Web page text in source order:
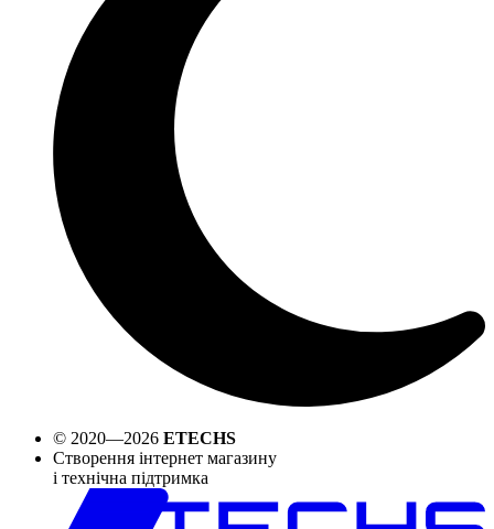
© 2020—2026 ETECHS
Створення інтернет магазину
і технічна підтримка